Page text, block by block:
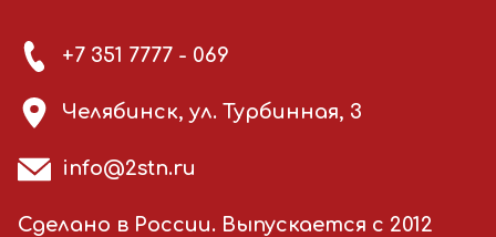
+7 351 7777 - 069
Челябинск, ул. Турбинная, 3
info@2stn.ru
Сделано в России. Выпускается с 2012